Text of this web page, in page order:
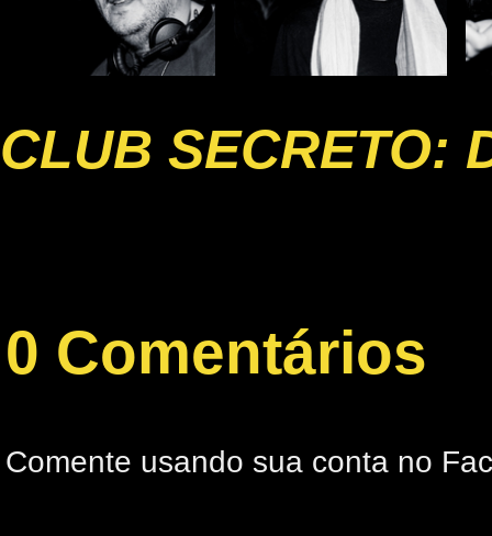
CLUB SECRETO:
0 Comentários
Comente usando sua conta no